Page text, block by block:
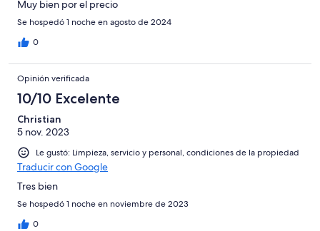
Muy bien por el precio
Se hospedó 1 noche en agosto de 2024
0
Opinión verificada
10/10 Excelente
Christian
5 nov. 2023
Le gustó: Limpieza, servicio y personal, condiciones de la propiedad
Traducir con Google
Tres bien
Se hospedó 1 noche en noviembre de 2023
0